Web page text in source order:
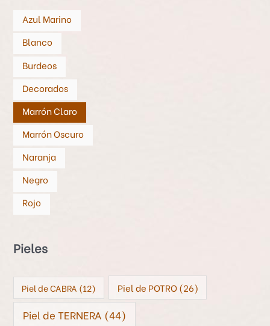
Azul Marino
Blanco
Burdeos
Decorados
Marrón Claro
Marrón Oscuro
Naranja
Negro
Rojo
Pieles
Piel de CABRA (12) Piel de POTRO(26)
Piel de TERNERA (44)